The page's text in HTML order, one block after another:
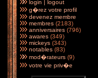
login | logout
g�rez votre profil
devenez membre
membres (2183)
anniversaires (796)
awares (349)
mickeys (343)
notables (83)
mod�rateurs (9)
votre vie priv�e